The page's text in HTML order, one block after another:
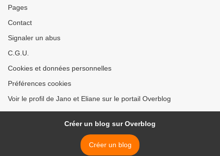
Pages
Contact
Signaler un abus
C.G.U.
Cookies et données personnelles
Préférences cookies
Voir le profil de Jano et Eliane sur le portail Overblog
Créer un blog sur Overblog
Créer un blog